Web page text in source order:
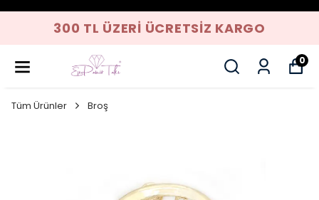
300 TL ÜZERI ÜCRETSIZ KARGO
0
Tüm Ürünler Broş